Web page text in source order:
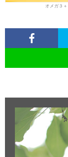
オメガ３